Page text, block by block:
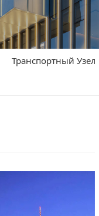
Транспортный Узел